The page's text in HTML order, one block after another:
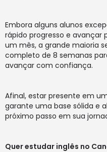
Embora alguns alunos
rápido progresso e avançar
um mês, a grande maioria
completo de 8 semanas
avançar com confiança.
Afinal, estar presente em
garante uma base sólida e
próximo passo em sua
Quer estudar inglês no